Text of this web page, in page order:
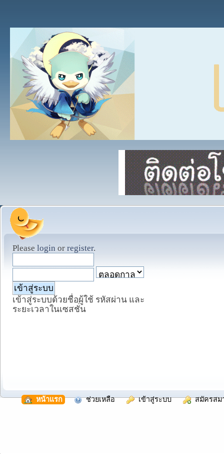
Please login or register.
เข้าสู่ระบบด้วยชื่อผู้ใช้ รหัสผ่าน และ
ระยะเวลาในเซสชั่น
หน้าแรก ช่วยเหลือ เข้าสู่ระบบ สมัครสม